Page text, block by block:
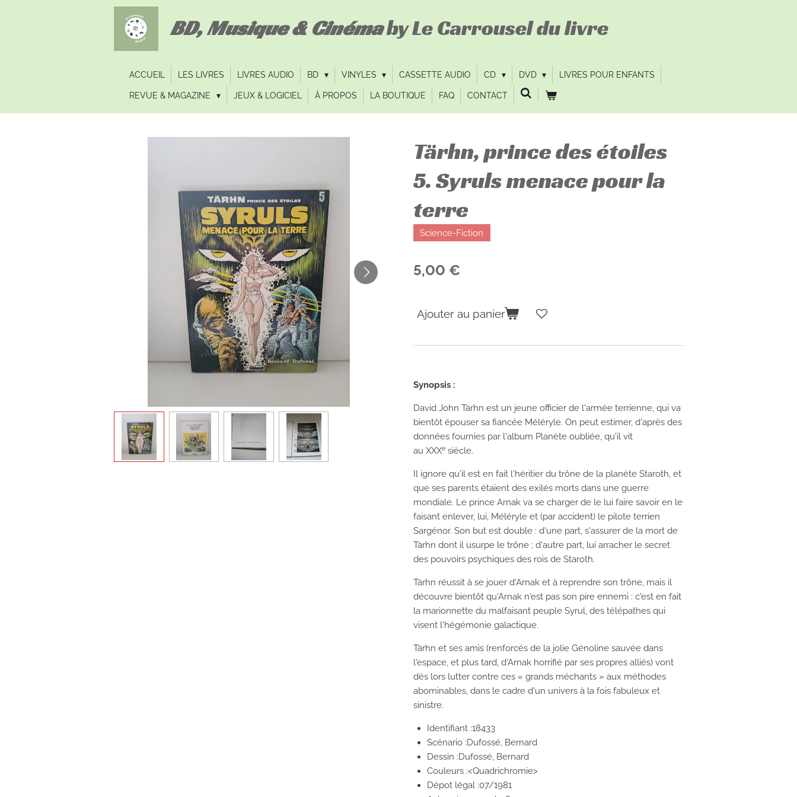
BD, Musique & Cinémaby Le Carrousel du livre
ACCUEIL LES LIVRES LIVRES AUDIO BD VINYLES CASSETTE AUDIO CD DVD LIVRES POUR ENFANTS
REVUE & MAGAZINE JEUX & LOGICIEL À PROPOS LA BOUTIQUE FAQ CONTACT
Tärhn, prince des étoiles
5. Syruls menace pour la
terre
Science-Fiction
5,00 €
Ajouter au panier
Synopsis :
David John Tärhn est un jeune officier de l'armée terrienne, qui va
bientôt épouser sa fiancée Méléryle. On peut estimer, d'après des
données fournies par l'album Planète oubliée, qu'il vit
au XXXe siècle.
Il ignore qu'il est en fait l'héritier du trône de la planète Staroth, et
que ses parents étaient des exilés morts dans une guerre
mondiale. Le prince Arnak va se charger de le lui faire savoir en le
faisant enlever, lui, Méléryle et (par accident) le pilote terrien
Sargénor. Son but est double : d'une part, s'assurer de la mort de
Tärhn dont il usurpe le trône ; d'autre part, lui arracher le secret
des pouvoirs psychiques des rois de Staroth.
Tärhn réussit à se jouer d'Arnak et à reprendre son trône, mais il
découvre bientôt qu'Arnak n'est pas son pire ennemi : c'est en fait
la marionnette du malfaisant peuple Syrul, des télépathes qui
visent l'hégémonie galactique.
Tärhn et ses amis (renforcés de la jolie Génoline sauvée dans
l'espace, et plus tard, d'Arnak horrifié par ses propres alliés) vont
dès lors lutter contre ces « grands méchants » aux méthodes
abominables, dans le cadre d'un univers à la fois fabuleux et
sinistre.
Identifiant :18433
Scénario :Dufossé, Bernard
Dessin :Dufossé, Bernard
Couleurs :<Quadrichromie>
Dépot légal :07/1981